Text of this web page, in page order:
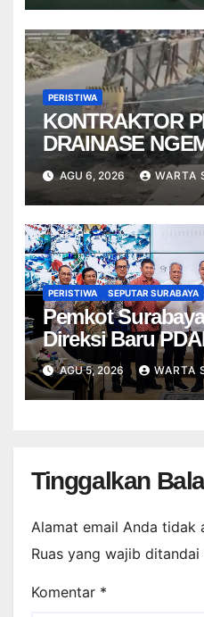
PERISTIWA
KONTRAKTOR
DRAINASE
DISANKSI USAI
TERPELESET
AGU 6, 2026 WARTA
PERISTIWA SEPUTAR SURABAYA
Pemkot
Direksi Baru
Sembada, Fokus
Layanan dan
AGU 5, 2026 WARTA
Tinggalkan
Alamat email Anda tidak
Ruas yang wajib ditandai
Komentar *